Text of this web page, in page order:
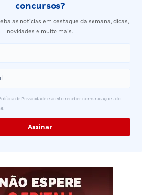
concursos?
as notícias em destaque da semana, dicas,
novidades e muito mais.
de Privacidade e aceito receber comunicações do